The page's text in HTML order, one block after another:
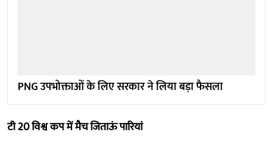
PNG उपभोक्ताओं के लिए सरकार ने लिया बड़ा फैसला
टी 20 विश्व कप में मैच जिताऊं पारियां